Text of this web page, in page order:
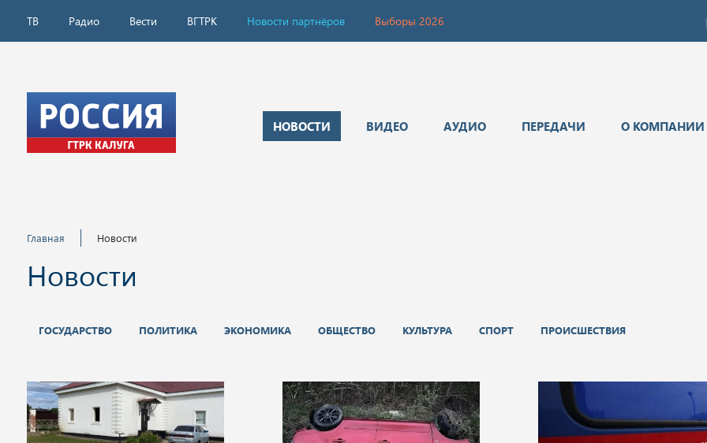
ТВ Радио Вести ВГТРК Новости партнёров Выборы 2026
НОВОСТИ ВИДЕО АУДИО ПЕРЕДАЧИ О КОМПАНИИ
Главная Новости
Новости
ГОСУДАРСТВО ПОЛИТИКА ЭКОНОМИКА ОБЩЕСТВО КУЛЬТУРА СПОРТ ПРОИСШЕСТВИЯ